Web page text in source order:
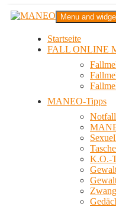
Zum
InhaltMANEO
Das schwule Anti-Gewalt-
Menu and
Startseite
FALL ONLINE
MANEO-Tipps
K.O.-